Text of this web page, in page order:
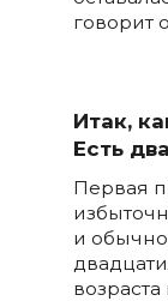
говорит
Итак,
Есть
Первая
и